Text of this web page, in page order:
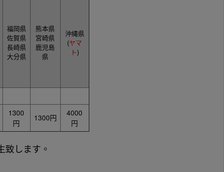
福岡県
佐賀県
長崎県
大分県
熊本県
宮崎県
鹿児島
県
沖縄県
(ヤマ
ト)
1300
円
1300円
4000
円
します。